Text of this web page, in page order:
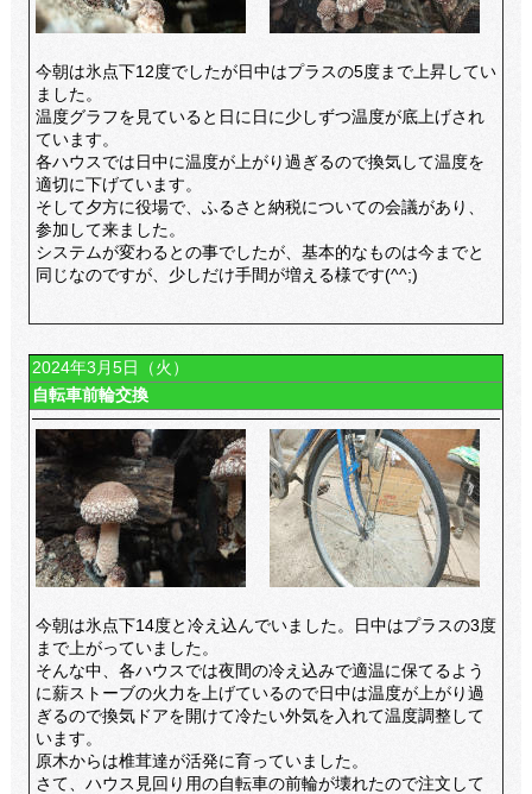
今朝は氷点下12度でしたが日中はプラスの5度まで上昇してい
ました。
温度グラフを見ていると日に日に少しずつ温度が底上げされ
ています。
各ハウスでは日中に温度が上がり過ぎるので換気して温度を
適切に下げています。
そして夕方に役場で、ふるさと納税についての会議があり、
参加して来ました。
システムが変わるとの事でしたが、基本的なものは今までと
同じなのですが、少しだけ手間が増える様です(^^;)
2024年3月5日（火）
自転車前輪交換
今朝は氷点下14度と冷え込んでいました。日中はプラスの3度
まで上がっていました。
そんな中、各ハウスでは夜間の冷え込みで適温に保てるよう
に薪ストーブの火力を上げているので日中は温度が上がり過
ぎるので換気ドアを開けて冷たい外気を入れて温度調整して
います。
原木からは椎茸達が活発に育っていました。
さて、ハウス見回り用の自転車の前輪が壊れたので注文して